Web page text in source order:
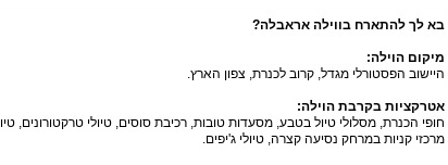
בא לך להתארח בווילה אראבלה?
מיקום הוילה:
היישוב הפסטורלי מגדל, קרוב לכנרת, צפון הארץ.
אטרקציות בקרבת הוילה:
חופי הכנרת, מסלולי טיול בטבע, מסעדות טובות, רכיבת סוסים, טיולי טרקטורונים,
מרכזי קניות במרחק נסיעה קצרה, טיולי ג'יפים.